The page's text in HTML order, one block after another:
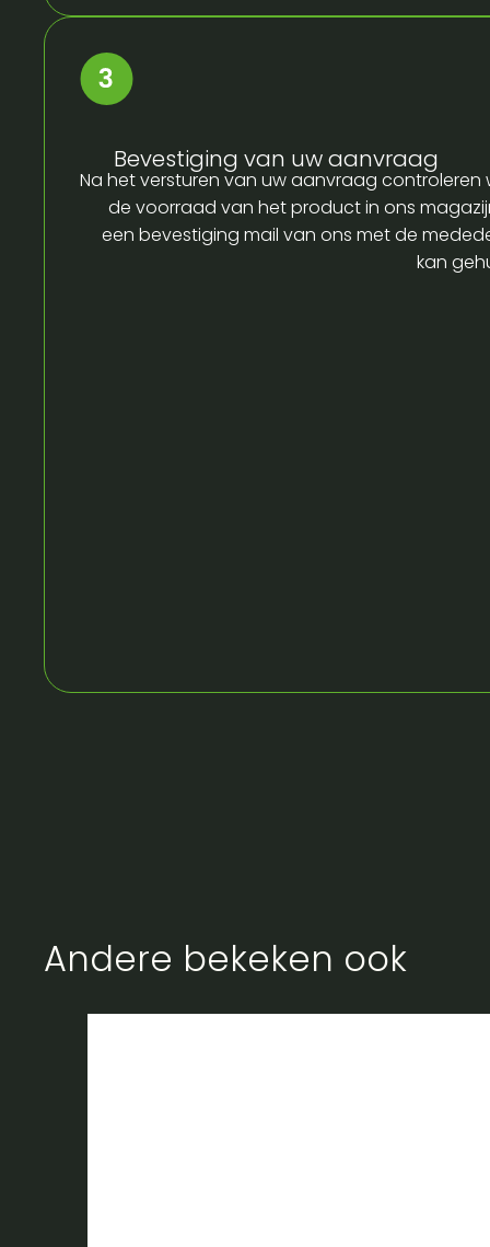
Bevestiging van uw aanvraag
Na het versturen van uw aanvraag controleren
de voorraad van het product in ons
een bevestiging mail van ons met de
kan
Andere bekeken ook